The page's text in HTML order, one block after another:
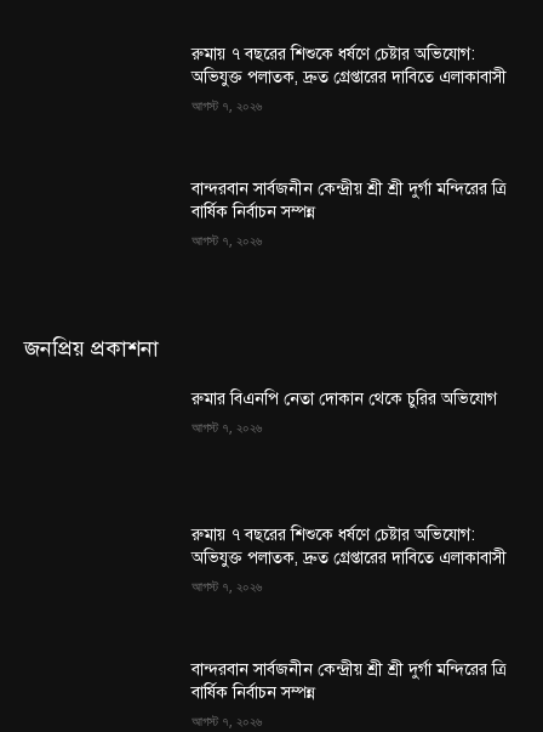
রুমায় ৭ বছরের শিশুকে ধর্ষণে চেষ্টার অভিযোগ:
অভিযুক্ত পলাতক, দ্রুত গ্রেপ্তারের দাবিতে এলাকাবাসী
আগস্ট ৭, ২০২৬
বান্দরবান সার্বজনীন কেন্দ্রীয় শ্রী শ্রী দুর্গা মন্দিরের ত্রি
বার্ষিক নির্বাচন সম্পন্ন
আগস্ট ৭, ২০২৬
জনপ্রিয় প্রকাশনা
রুমার বিএনপি নেতা দোকান থেকে চুরির অভিযোগ
আগস্ট ৭, ২০২৬
রুমায় ৭ বছরের শিশুকে ধর্ষণে চেষ্টার অভিযোগ:
অভিযুক্ত পলাতক, দ্রুত গ্রেপ্তারের দাবিতে এলাকাবাসী
আগস্ট ৭, ২০২৬
বান্দরবান সার্বজনীন কেন্দ্রীয় শ্রী শ্রী দুর্গা মন্দিরের ত্রি
বার্ষিক নির্বাচন সম্পন্ন
আগস্ট ৭, ২০২৬